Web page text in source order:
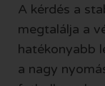
A kérdés a
megtalálja a
hatékonyabb
a nagy